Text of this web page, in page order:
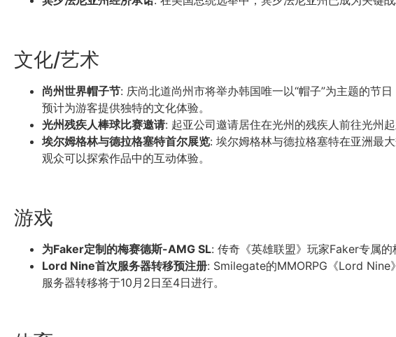
文化/艺术
尚州世界帽子节: 庆尚北道尚州市将举办韩国唯一以“帽子”为主题的节
预计为游客提供独特的文化体验。
光州残疾人棒球比赛邀请: 起亚公司邀请居住在光州的残疾人前往光州
埃尔姆格林与德拉格塞特首尔展览: 埃尔姆格林与德拉格塞特在亚洲最
观众可以探索作品中的互动体验。
游戏
为Faker定制的梅赛德斯-AMG SL: 传奇《英雄联盟》玩家Faker专属
Lord Nine首次服务器转移预注册: Smilegate的MMORPG《Lord Nine
服务器转移将于10月2日至4日进行。